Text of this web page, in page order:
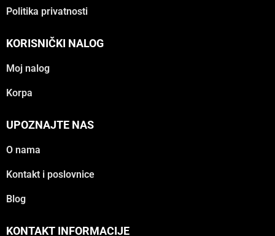
Politika privatnosti
KORISNIČKI NALOG
Moj nalog
Korpa
UPOZNAJTE NAS
O nama
Kontakt i poslovnice
Blog
KONTAKT INFORMACIJE